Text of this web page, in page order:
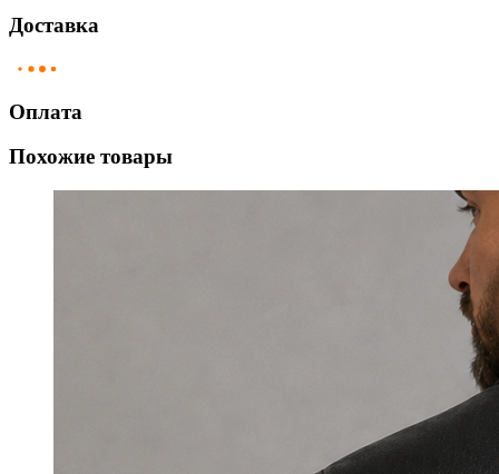
Доставка
Оплата
Похожие товары